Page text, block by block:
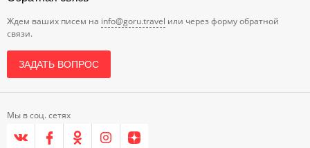
Ждем ваших писем на info@goru.travel или через форму обратной
связи.
ЗАДАТЬ ВОПРОС
Мы в соц. сетях